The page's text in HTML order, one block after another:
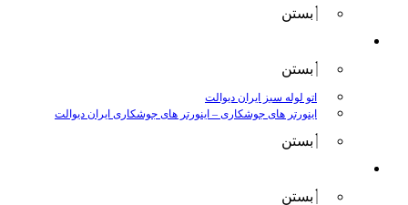
بستن
بستن
اتو لوله سبز ایران دیوالت
اینورتر های جوشکاری – اینورتر های جوشکاری ایران دیوالت
بستن
بستن